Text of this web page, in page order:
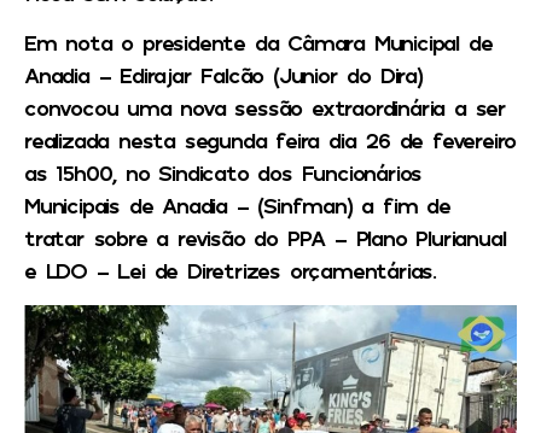
Em nota o presidente da Câmara Municipal de
Anadia – Edirajar Falcão (Junior do Dira)
convocou uma nova sessão extraordinária a ser
realizada nesta segunda feira dia 26 de fevereiro
as 15h00, no Sindicato dos Funcionários
Municipais de Anadia – (Sinfman) a fim de
tratar sobre a revisão do PPA – Plano Plurianual
e LDO – Lei de Diretrizes orçamentárias.